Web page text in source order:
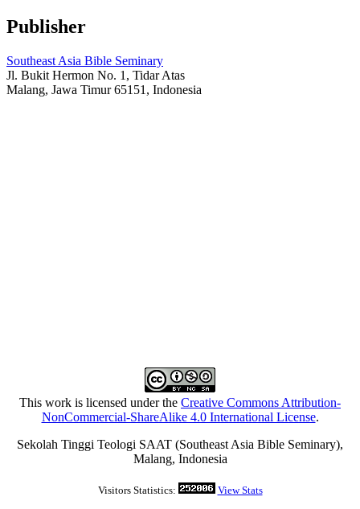
Publisher
Southeast Asia Bible Seminary
Jl. Bukit Hermon No. 1, Tidar Atas
Malang, Jawa Timur 65151, Indonesia
This work is licensed under the Creative Commons Attribution-
NonCommercial-ShareAlike 4.0 International License.
Sekolah Tinggi Teologi SAAT (Southeast Asia Bible Seminary),
Malang, Indonesia
Visitors Statistics: View Stats